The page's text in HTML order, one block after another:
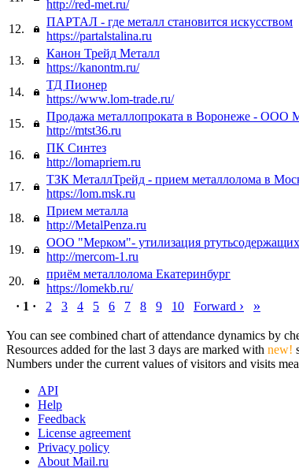
http://red-met.ru/
12.
ПАРТАЛ - где металл становится искусством
https://partalstalina.ru
13.
Канон Трейд Металл
https://kanontm.ru/
14.
ТД Пионер
https://www.lom-trade.ru/
15.
Продажа металлопроката в Воронеже -
http://mtst36.ru
16.
ПК Синтез
http://lomapriem.ru
17.
ТЗК МеталлТрейд - прием металлолома в
https://lom.msk.ru
18.
Прием металла
http://MetalPenza.ru
19.
ООО "Мерком"- утилизация ртутьсодержащих
http://mercom-1.ru
20.
приём металлолома Екатеринбург
https://lomekb.ru/
· 1 ·
2 3 4 5 6 7 8 9 10 Forward › »
You can see combined chart of attendance dynamics by
Resources added for the last 3 days are marked with new!
Numbers under the current values of visitors and visits
API
Help
Feedback
License agreement
Privacy policy
About Mail.ru